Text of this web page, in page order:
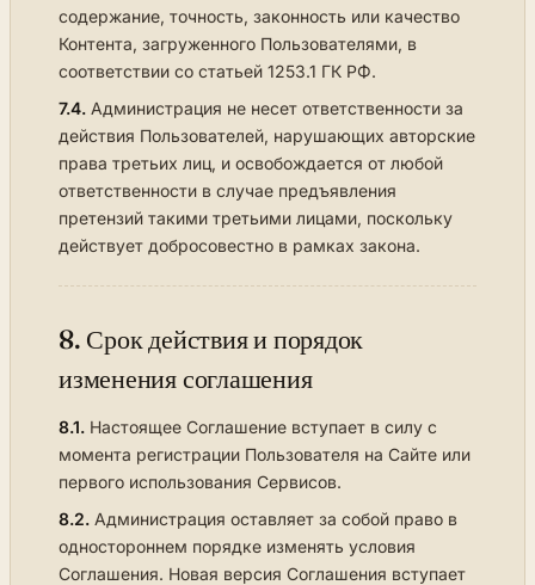
содержание, точность, законность или качество
Контента, загруженного Пользователями, в
соответствии со статьей 1253.1 ГК РФ.
7.4. Администрация не несет ответственности за
действия Пользователей, нарушающих авторские
права третьих лиц, и освобождается от любой
ответственности в случае предъявления
претензий такими третьими лицами, поскольку
действует добросовестно в рамках закона.
8. Срок действия и порядок
изменения соглашения
8.1. Настоящее Соглашение вступает в силу с
момента регистрации Пользователя на Сайте или
первого использования Сервисов.
8.2. Администрация оставляет за собой право в
одностороннем порядке изменять условия
Соглашения. Новая версия Соглашения вступает